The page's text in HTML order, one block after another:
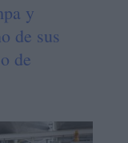
y
de sus
de